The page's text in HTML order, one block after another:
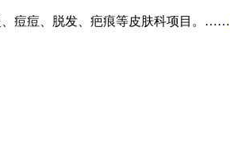
、痘痘、脱发、疤痕等皮肤科项目。……